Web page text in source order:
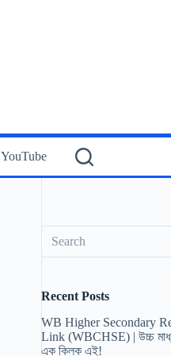
YouTube
results
Recent Posts
WB Higher Secondary
Link (WBCHSE) | উচ্চ
এক ক্লিক এই!